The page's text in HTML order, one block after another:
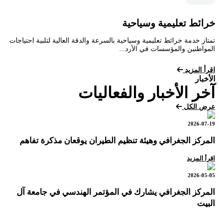
خرائط تعليمية وسياحية
تمتاز خدمة خرائط تعليمية وسياحية بالسرعة والدقة العالية لتلبية احتياجات
المواطنين والمؤسسات في الأرد...
اقرأ المزيد
الأخبار
آخر الأخبار والفعاليات
عرض الكل
2026-07-19
المركز الجغرافي وهيئة تنظيم الطيران يوقعان مذكرة تفاهم
اقرأ المزيد
2026-05-05
المركز الجغرافي يشارك في المؤتمر الهندسي في جامعة آل
البيت